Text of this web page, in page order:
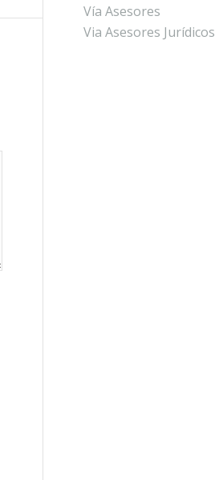
Vía Asesores
Via Asesores Jurídicos